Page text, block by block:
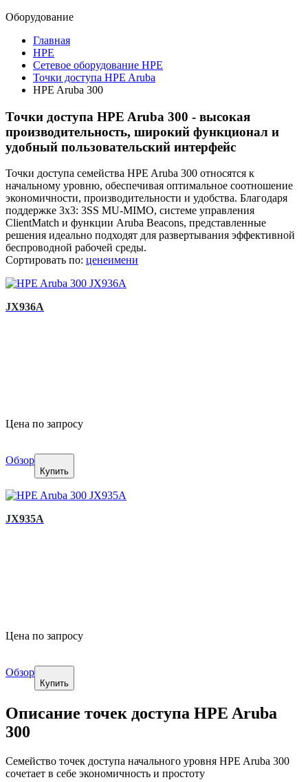
Оборудование
Главная
HPE
Сетевое оборудование HPE
Точки доступа HPE Aruba
HPE Aruba 300
Точки доступа HPE Aruba 300 - высокая
производительность, широкий функционал и
удобный пользовательский интерфейс
Точки доступа семейства HPE Aruba 300 относятся к
начальному уровню, обеспечивая оптимальное соотношение
экономичности, производительности и удобства. Благодаря
поддержке 3x3: 3SS MU-MIMO, системе управления
ClientMatch и функции Aruba Beacons, представленные
решения идеально подходят для развертывания эффективной
беспроводной рабочей среды.
Сортировать по: ценеимени
JX936A
Цена по запросу
Обзор
Купить
JX935A
Цена по запросу
Обзор
Купить
Описание точек доступа HPE Aruba
300
Семейство точек доступа начального уровня HPE Aruba 300
сочетает в себе экономичность и простоту